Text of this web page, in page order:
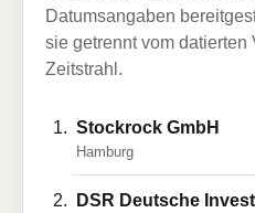
Datumsangaben
sie getrennt vom datierten
Zeitstrahl.
Stockrock GmbH
Hamburg
DSR Deutsche